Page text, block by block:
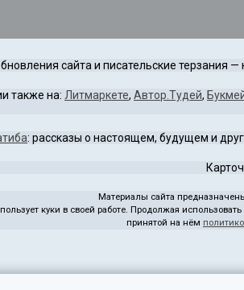
сайта и писательские терзания —
также на: Литмаркете, Автор.Тудей,
: рассказы о настоящем, будущем и
Материалы сайта
куки в своей работе. Продолжая
принятой на нём